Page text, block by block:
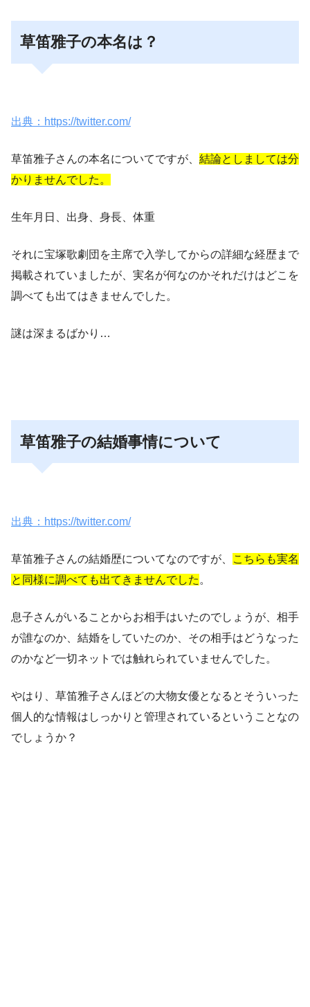
草笛雅子の本名は？
出典：https://twitter.com/
草笛雅子さんの本名についてですが、 結論としましては分
かりませんでした。
生年月日、出身、身長、体重
それに宝塚歌劇団を主席で入学してからの詳細な経歴まで
掲載されていましたが、実名が何なのかそれだけはどこを
調べても出てはきませんでした。
謎は深まるばかり…
草笛雅子の結婚事情について
出典：https://twitter.com/
草笛雅子さんの結婚歴についてなのですが、
こちらも実名
と同様に調べても出てきませんでした 。
息子さんがいることからお相手はいたのでしょうが、相手
が誰なのか、結婚をしていたのか、その相手はどうなった
のかなど一切ネットでは触れられていませんでした。
やはり、草笛雅子さんほどの大物女優となるとそういった
個人的な情報はしっかりと管理されているということなの
でしょうか？